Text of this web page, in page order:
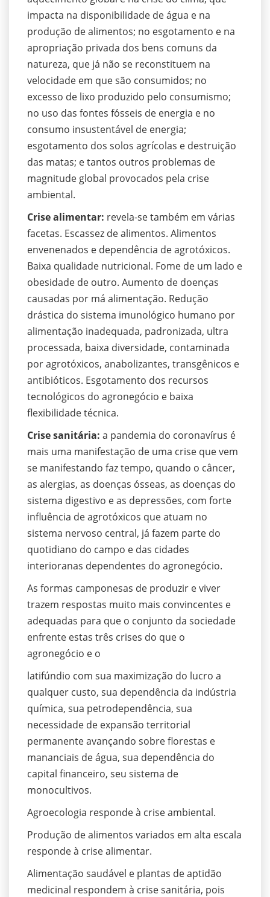
impacta na disponibilidade de água e na
produção de alimentos; no esgotamento e na
apropriação privada dos bens comuns da
natureza, que já não se reconstituem na
velocidade em que são consumidos; no
excesso de lixo produzido pelo consumismo;
no uso das fontes fósseis de energia e no
consumo insustentável de energia;
esgotamento dos solos agrícolas e destruição
das matas; e tantos outros problemas de
magnitude global provocados pela crise
ambiental.
Crise alimentar: revela-se também em várias
facetas. Escassez de alimentos. Alimentos
envenenados e dependência de agrotóxicos.
Baixa qualidade nutricional. Fome de um lado e
obesidade de outro. Aumento de doenças
causadas por má alimentação. Redução
drástica do sistema imunológico humano por
alimentação inadequada, padronizada, ultra
processada, baixa diversidade, contaminada
por agrotóxicos, anabolizantes, transgênicos e
antibióticos. Esgotamento dos recursos
tecnológicos do agronegócio e baixa
flexibilidade técnica.
Crise sanitária: a pandemia do coronavírus é
mais uma manifestação de uma crise que vem
se manifestando faz tempo, quando o câncer,
as alergias, as doenças ósseas, as doenças do
sistema digestivo e as depressões, com forte
influência de agrotóxicos que atuam no
sistema nervoso central, já fazem parte do
quotidiano do campo e das cidades
interioranas dependentes do agronegócio.
As formas camponesas de produzir e viver
trazem respostas muito mais convincentes e
adequadas para que o conjunto da sociedade
enfrente estas três crises do que o
agronegócio e o
latifúndio com sua maximização do lucro a
qualquer custo, sua dependência da indústria
química, sua petrodependência, sua
necessidade de expansão territorial
permanente avançando sobre florestas e
mananciais de água, sua dependência do
capital financeiro, seu sistema de
monocultivos.
Agroecologia responde à crise ambiental.
Produção de alimentos variados em alta escala
responde à crise alimentar.
Alimentação saudável e plantas de aptidão
medicinal respondem à crise sanitária, pois